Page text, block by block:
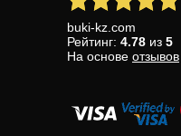
buki-kz.com
Рейтинг: 4.78 из 5
На основе отзывов